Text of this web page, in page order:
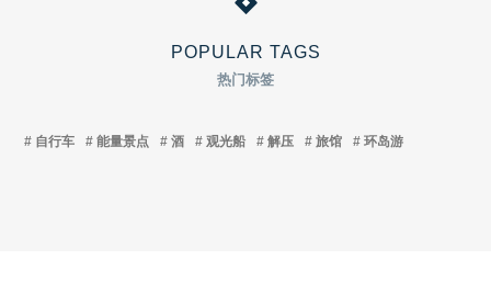
POPULAR TAGS
热门标签
自行车 能量景点 酒 观光船 解压 旅馆 环岛游